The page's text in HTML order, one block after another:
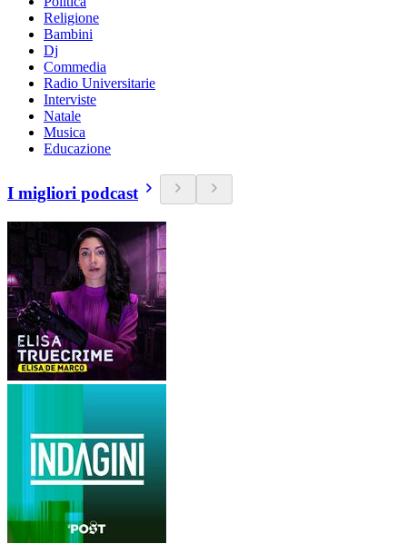
Religione
Bambini
Dj
Commedia
Radio Universitarie
Interviste
Natale
Musica
Educazione
I migliori podcast